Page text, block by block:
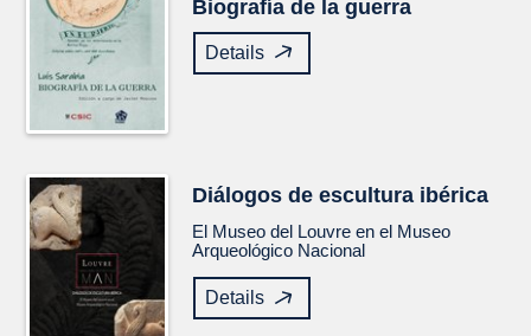
Biografía de la guerra
Details
Diálogos de escultura ibérica
El Museo del Louvre en el Museo
Arqueológico Nacional
Details